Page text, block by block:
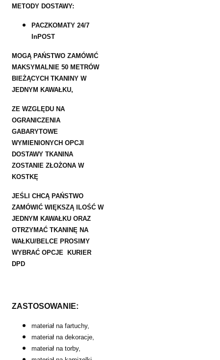
METODY DOSTAWY:
PACZKOMATY 24/7
InPOST
MOGĄ PAŃSTWO ZAMÓWIĆ
MAKSYMALNIE 50 METRÓW
BIEŻĄCYCH TKANINY W
JEDNYM KAWAŁKU,
ZE WZGLĘDU NA
OGRANICZENIA
GABARYTOWE
WYMIENIONYCH OPCJI
DOSTAWY TKANINA
ZOSTANIE ZŁOŻONA W
KOSTKĘ
JEŚLI CHCĄ PAŃSTWO
ZAMÓWIĆ WIĘKSZĄ ILOŚĆ W
JEDNYM KAWAŁKU ORAZ
OTRZYMAĆ TKANINĘ NA
WAŁKU/BELCE PROSIMY
WYBRAĆ OPCJE KURIER
DPD
ZASTOSOWANIE:
materiał na fartuchy,
materiał na dekoracje,
materiał na torby,